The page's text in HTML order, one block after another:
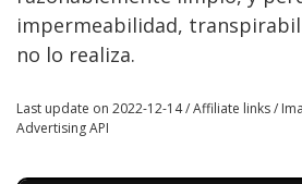
impermeabilidad,
no lo realiza.
Last update on 2022-12-14 / Affiliate links /
Advertising API